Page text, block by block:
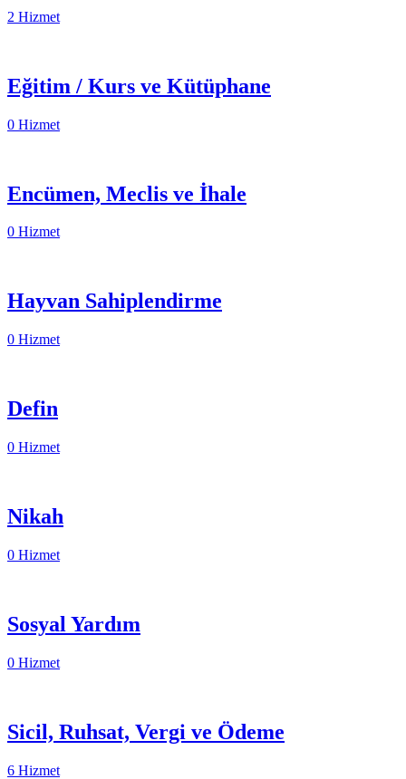
2 Hizmet
Eğitim / Kurs ve Kütüphane
0 Hizmet
Encümen, Meclis ve İhale
0 Hizmet
Hayvan Sahiplendirme
0 Hizmet
Defin
0 Hizmet
Nikah
0 Hizmet
Sosyal Yardım
0 Hizmet
Sicil, Ruhsat, Vergi ve Ödeme
6 Hizmet